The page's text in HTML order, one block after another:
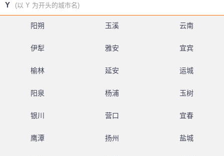
Y (以 Y 为开头的城市名)
阳朔 玉溪 云南
伊犁 雅安 宜宾
榆林 延安 运城
阳泉 杨浦 玉树
银川 营口 宜春
鹰潭 扬州 盐城